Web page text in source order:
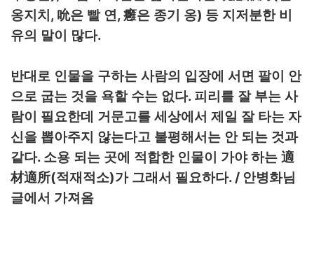
옹지치 , 吮은 빨 연 ,癰은 종기 옹) 등 지저분한 비
유의 말이 많다.
반대로 인물을 구하는 사람의 입장에 서면 팔이 안
으로 굽는 것을 욕할 수는 없다. 피리를 잘 부는 사
람이 필요한데 거문고를 세상에서 제일 잘 타는 자
신을 뽑아주지 않는다고 불평해서는 안 되는 것과
같다. 소용 되는 곳에 적합한 인물이 가야 하는 適
材適所(적재적소)가 그래서 필요하다. / 안병화님
글에서 가져옴